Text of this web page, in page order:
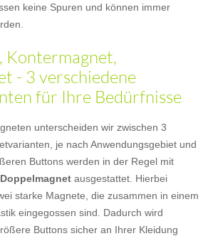
keine Spuren und können immer
Kontermagnet,
- 3 verschiedene
für Ihre Bedürfnisse
unterscheiden wir zwischen 3
je nach Anwendungsgebiet und
Buttons werden in der Regel mit
Doppelmagnet ausgestattet. Hierbei
starke Magnete, die zusammen in einem
eingegossen sind. Dadurch wird
Buttons sicher an Ihrer Kleidung